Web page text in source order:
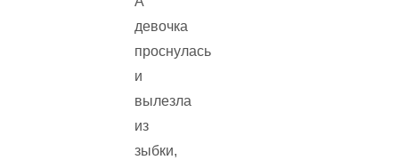
девочка
проснулась
и
вылезла
из
зыбки,